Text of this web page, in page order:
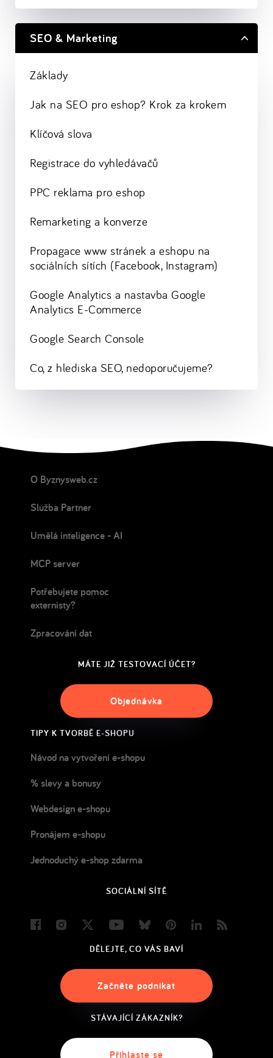
SEO & Marketing
Základy
Jak na SEO pro eshop? Krok za krokem
Klíčová slova
Registrace do vyhledávačů
PPC reklama pro eshop
Remarketing a konverze
Propagace www stránek a eshopu na
sociálních sítích (Facebook, Instagram)
Google Analytics a nastavba Google
Analytics E-Commerce
Google Search Console
Co, z hlediska SEO, nedoporučujeme?
O Byznysweb.cz
Služba Partner
Umělá inteligence - AI
MCP server
Potřebujete pomoc
externisty?
Zpracování dat
MÁTE JIŽ TESTOVACÍ ÚČET?
Objednávka
TIPY K TVORBĚ E-SHOPU
Návod na vytvoření e-shopu
% slevy a bonusy
Webdesign e-shopu
Pronájem e-shopu
Jednoduchý e-shop zdarma
SOCIÁLNÍ SÍTĚ
FacebookInstagram
Twitter YoutubeBlueskyPinterestLinkedIn
DĚLEJTE, CO VÁS BAVÍ
Začněte podnikat
STÁVAJÍCÍ ZÁKAZNÍK?
Přihlaste se